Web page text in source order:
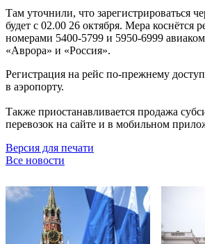
Там уточнили, что зарегистрироваться
будет с 02.00 26 октября. Мера коснётся
номерами 5400-5799 и 5950-6999
«Аврора» и «Россия».
Регистрация на рейс по-прежнему
в аэропорту.
Также приостанавливается продажа
перевозок на сайте и в мобильном
Версия для печати
Все новости